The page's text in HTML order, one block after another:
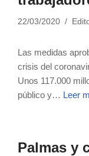
22/03/2020
Las medidas
crisis del
Unos 117.000
público y… Leer
Palmas y